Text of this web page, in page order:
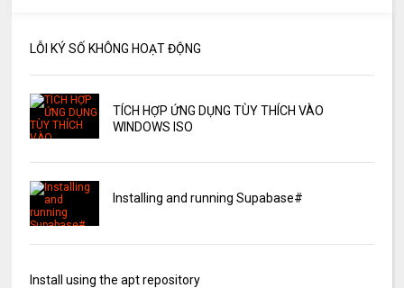
LỖI KÝ SỐ KHÔNG HOẠT ĐỘNG
TÍCH HỢP ỨNG DỤNG TÙY THÍCH VÀO
WINDOWS ISO
Installing and running Supabase#
Install using the apt repository